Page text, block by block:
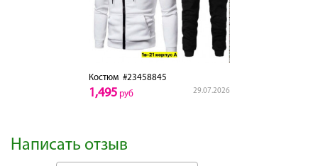
Костюм#23458845
29.07.2026
1,495руб
Написать отзыв